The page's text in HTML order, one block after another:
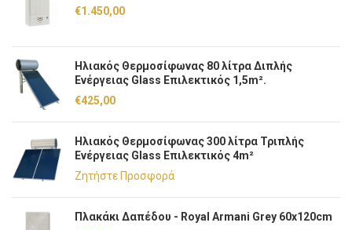
€1.450,00
Ηλιακός Θερμοσίφωνας 80 λίτρα Διπλής
Ενέργειας Glass Επιλεκτικός 1,5m².
€425,00
Ηλιακός Θερμοσίφωνας 300 λίτρα Τριπλής
Ενέργειας Glass Επιλεκτικός 4m²
Ζητήστε Προσφορά
Πλακάκι Δαπέδου - Royal Armani Grey 60x120cm